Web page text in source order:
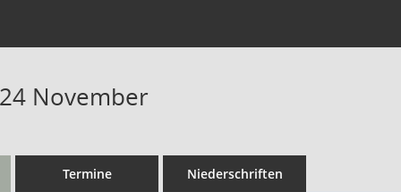
November
Termine Niederschriften